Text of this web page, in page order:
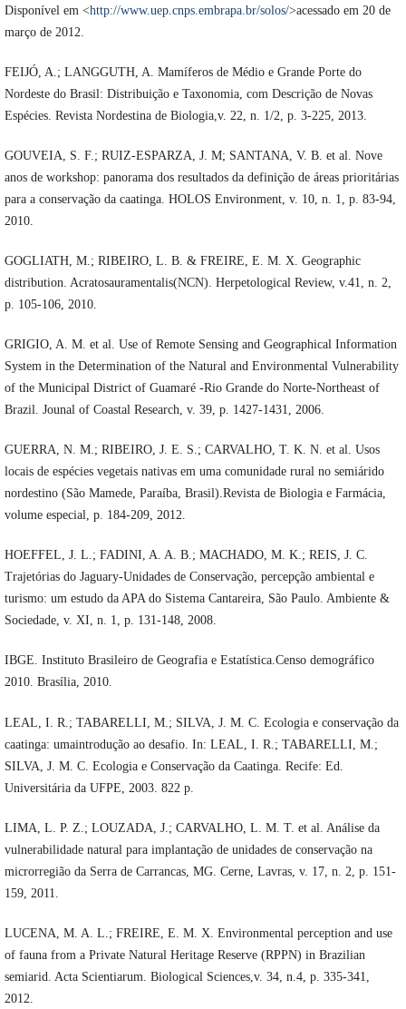
Disponível em <http://www.uep.cnps.embrapa.br/solos/>acessado em 20 de
março de 2012.
FEIJÓ, A.; LANGGUTH, A. Mamíferos de Médio e Grande Porte do
Nordeste do Brasil: Distribuição e Taxonomia, com Descrição de Novas
Espécies. Revista Nordestina de Biologia,v. 22, n. 1/2, p. 3-225, 2013.
GOUVEIA, S. F.; RUIZ-ESPARZA, J. M; SANTANA, V. B. et al. Nove
anos de workshop: panorama dos resultados da definição de áreas prioritárias
para a conservação da caatinga. HOLOS Environment, v. 10, n. 1, p. 83-94,
2010.
GOGLIATH, M.; RIBEIRO, L. B. & FREIRE, E. M. X. Geographic
distribution. Acratosauramentalis(NCN). Herpetological Review, v.41, n. 2,
p. 105-106, 2010.
GRIGIO, A. M. et al. Use of Remote Sensing and Geographical Information
System in the Determination of the Natural and Environmental Vulnerability
of the Municipal District of Guamaré -Rio Grande do Norte-Northeast of
Brazil. Jounal of Coastal Research, v. 39, p. 1427-1431, 2006.
GUERRA, N. M.; RIBEIRO, J. E. S.; CARVALHO, T. K. N. et al. Usos
locais de espécies vegetais nativas em uma comunidade rural no semiárido
nordestino (São Mamede, Paraíba, Brasil).Revista de Biologia e Farmácia,
volume especial, p. 184-209, 2012.
HOEFFEL, J. L.; FADINI, A. A. B.; MACHADO, M. K.; REIS, J. C.
Trajetórias do Jaguary-Unidades de Conservação, percepção ambiental e
turismo: um estudo da APA do Sistema Cantareira, São Paulo. Ambiente &
Sociedade, v. XI, n. 1, p. 131-148, 2008.
IBGE. Instituto Brasileiro de Geografia e Estatística.Censo demográfico
2010. Brasília, 2010.
LEAL, I. R.; TABARELLI, M.; SILVA, J. M. C. Ecologia e conservação da
caatinga: umaintrodução ao desafio. In: LEAL, I. R.; TABARELLI, M.;
SILVA, J. M. C. Ecologia e Conservação da Caatinga. Recife: Ed.
Universitária da UFPE, 2003. 822 p.
LIMA, L. P. Z.; LOUZADA, J.; CARVALHO, L. M. T. et al. Análise da
vulnerabilidade natural para implantação de unidades de conservação na
microrregião da Serra de Carrancas, MG. Cerne, Lavras, v. 17, n. 2, p. 151-
159, 2011.
LUCENA, M. A. L.; FREIRE, E. M. X. Environmental perception and use
of fauna from a Private Natural Heritage Reserve (RPPN) in Brazilian
semiarid. Acta Scientiarum. Biological Sciences,v. 34, n.4, p. 335-341,
2012.